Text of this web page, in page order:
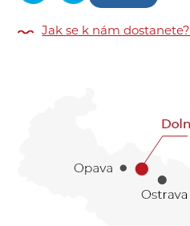
Jak se k nám dostanete?